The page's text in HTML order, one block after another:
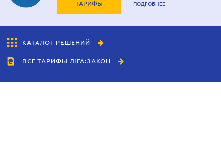
ТАРИФЫ ПОДРОБНЕЕ
КАТАЛОГ РЕШЕНИЙ
ВСЕ ТАРИФЫ ЛІГА:ЗАКОН